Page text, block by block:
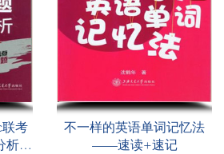
联考
析系
不一样的英语单词记忆法
——速读+速记